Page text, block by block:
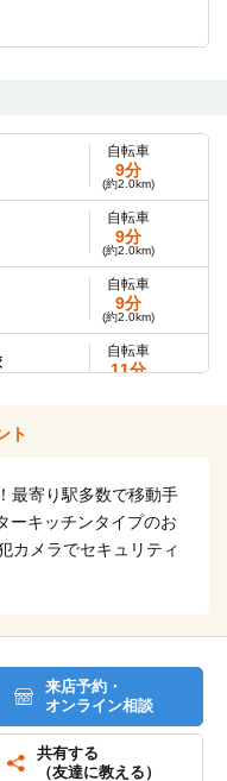
自転車
9分
(約2.0km)
自転車
9分
(約2.0km)
自転車
9分
(約2.0km)
自転車
11分
13分
(約2.9km)
自転車
14分
自転車
10分
(約2.3km)
13分
ト
最寄り駅多数で移動手
ーキッチンタイプのお
カメラでセキュリティ
来店予約・
オンライン相談
共有する
（友達に教える）